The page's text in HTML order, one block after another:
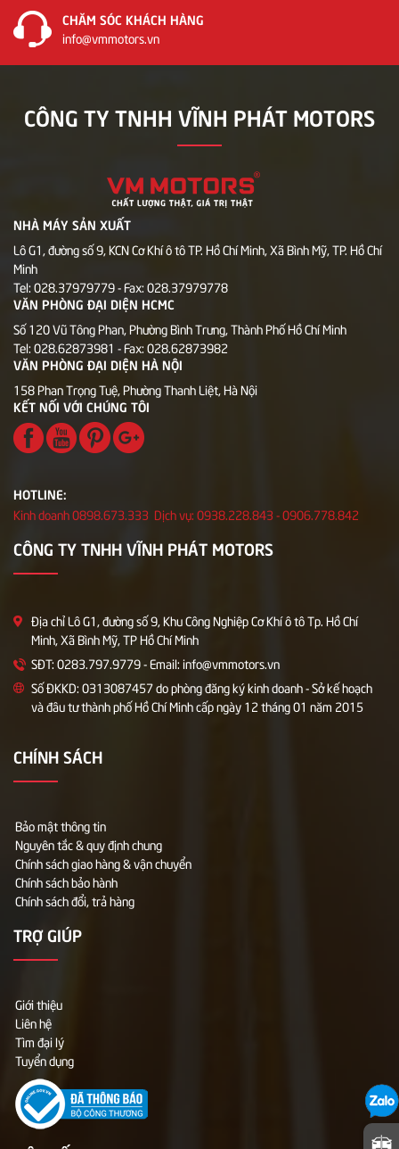
CHĂM SÓC KHÁCH HÀNG
info@vmmotors.vn
CÔNG TY TNHH VĨNH PHÁT MOTORS
NHÀ MÁY SẢN XUẤT
Lô G1, đường số 9, KCN Cơ Khí ô tô TP. Hồ Chí Minh, Xã Bình Mỹ, TP. Hồ Chí
Minh
Tel: 028.37979779 - Fax: 028.37979778
VĂN PHÒNG ĐẠI DIỆN HCMC
Số 120 Vũ Tông Phan, Phường Bình Trưng, Thành Phố Hồ Chí Minh
Tel: 028.62873981 - Fax: 028.62873982
VĂN PHÒNG ĐẠI DIỆN HÀ NỘI
158 Phan Trọng Tuệ, Phường Thanh Liệt, Hà Nội
KẾT NỐI VỚI CHÚNG TÔI
HOTLINE:
Kinh doanh 0898.673.333 Dịch vụ: 0938.228.843 - 0906.778.842
CÔNG TY TNHH VĨNH PHÁT MOTORS
Địa chỉ Lô G1, đường số 9, Khu Công Nghiệp Cơ Khí ô tô Tp. Hồ Chí
Minh, Xã Bình Mỹ, TP Hồ Chí Minh
SĐT: 0283.797.9779 - Email: info@vmmotors.vn
Số ĐKKD: 0313087457 do phòng đăng ký kinh doanh - Sở kế hoạch
và đâu tư thành phố Hồ Chí Minh cấp ngày 12 tháng 01 năm 2015
CHÍNH SÁCH
Bảo mật thông tin
Nguyên tắc & quy định chung
Chính sách giao hàng & vận chuyển
Chính sách bảo hành
Chính sách đổi, trả hàng
TRỢ GIÚP
Giới thiệu
Liên hệ
Tìm đại lý
Tuyển dụng